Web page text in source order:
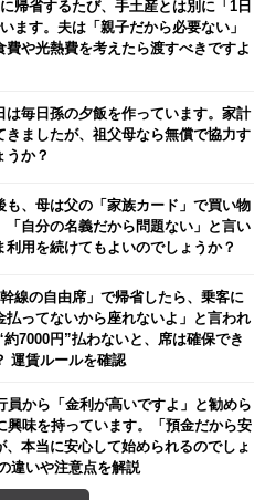
帰省するたび、手土産とは別に「1日
ます。夫は「親子だから必要ない」
費や光熱費を考えたら渡すべきですよ
は毎日孫の夕飯を作っています。家計
きましたが、祖父母なら無償で協力す
うか？
も、母は父の「家族カード」で買い物
「自分の名義だから問題ない」と言い
利用を続けてもよいのでしょうか？
線の自由席」で帰省したら、乗客に
払ってないから座れないよ」と言われ
7000円”払わないと、席は確保でき
運賃ルールを確認
員から「金利が高いですよ」と勧めら
興味を持っています。「預金だから安
、本当に安心して始められるのでしょ
違いや注意点を解説